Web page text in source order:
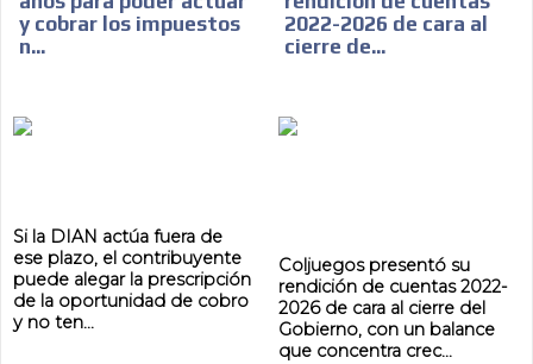
y cobrar los impuestos
n...
Si la DIAN actúa fuera de
ese plazo, el contribuyente
puede alegar la prescripción
de la oportunidad de cobro
y no ten...
2022-2026 de cara al
cierre de...
Coljuegos presentó su
rendición de cuentas 2022-
2026 de cara al cierre del
Gobierno, con un balance
que concentra crec...